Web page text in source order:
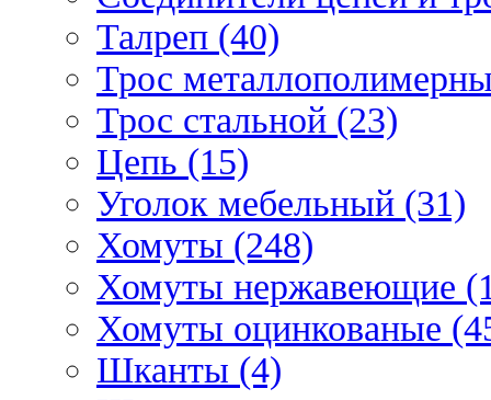
Талреп (40)
Трос
Трос стальной (23)
Цепь (15)
Уголок мебельный (31)
Хомуты (248)
Хомуты нержавеющие
Хомуты оцинкованые
Шканты (4)